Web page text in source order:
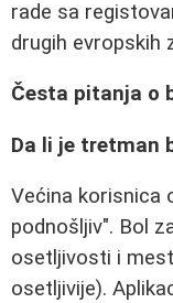
rade sa
drugih evropskih
Česta pitanja o
Da li je tretman
Većina korisnica
podnošljiv". Bol
osetljivosti i
osetljivije).